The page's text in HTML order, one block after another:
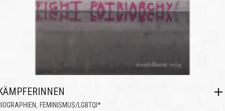
, FEMINISMUS/LGBTQI*